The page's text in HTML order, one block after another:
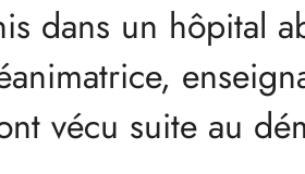
dans un hôpital
vécu suite au